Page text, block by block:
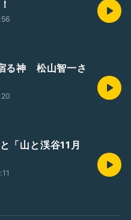
る神 松山智一さ
「山と渓谷11月